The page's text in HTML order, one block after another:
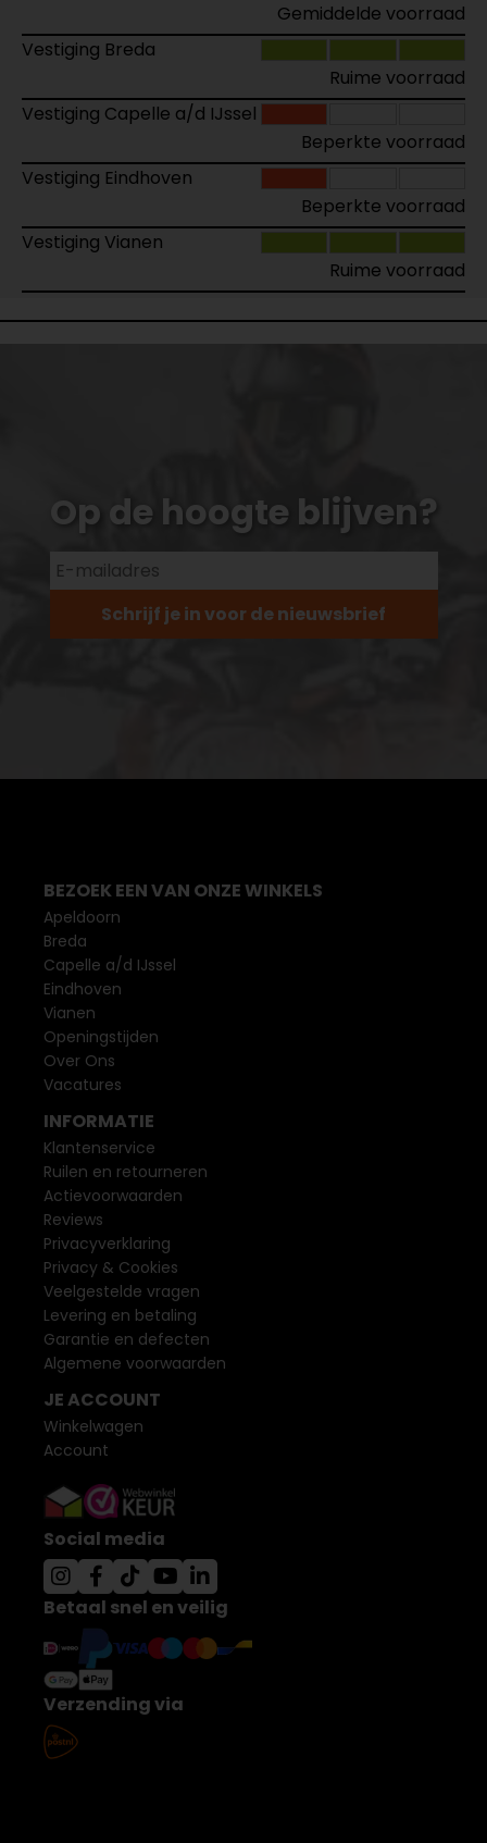
Gemiddelde voorraad
Vestiging Breda
Ruime voorraad
Vestiging Capelle a/d IJssel
Beperkte voorraad
Vestiging Eindhoven
Beperkte voorraad
Vestiging Vianen
Ruime voorraad
Op de hoogte blijven?
Schrijf je in voor de nieuwsbrief
BEZOEK EEN VAN ONZE WINKELS
Apeldoorn
Breda
Capelle a/d IJssel
Eindhoven
Vianen
Openingstijden
Over Ons
Vacatures
INFORMATIE
Klantenservice
Ruilen en retourneren
Actievoorwaarden
Reviews
Privacyverklaring
Privacy & Cookies
Veelgestelde vragen
Levering en betaling
Garantie en defecten
Algemene voorwaarden
JE ACCOUNT
Winkelwagen
Account
Social media
Betaal snel en veilig
Verzending via